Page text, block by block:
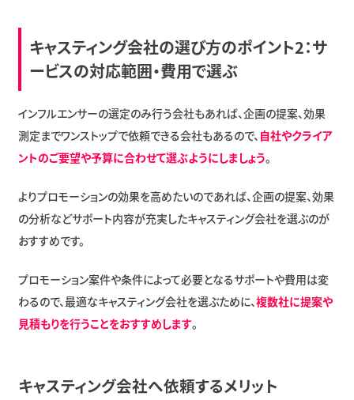
キャスティング会社の選び方のポイント2：サ
ービスの対応範囲・費用で選ぶ
インフルエンサーの選定のみ行う会社もあれば、企画の提案、効果
測定までワンストップで依頼できる会社もあるので、 自社やクライア
ントのご要望や予算に合わせて選ぶようにしましょう。
よりプロモーションの効果を高めたいのであれば、企画の提案、効果
の分析などサポート内容が充実したキャスティング会社を選ぶのが
おすすめです。
プロモーション案件や条件によって必要となるサポートや費用は変
わるので、最適なキャスティング会社を選ぶために、複数社に提案や
見積もりを行うことをおすすめします。
キャスティング会社へ依頼するメリット